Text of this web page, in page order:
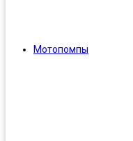
Мотопомпы